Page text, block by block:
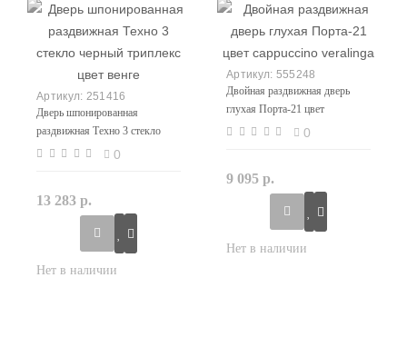
251416
Дверь шпонированная
раздвижная Техно 3 стекло
черный триплекс цвет венге
0
13 283 р.
555248
Двойная раздвижная дверь
глухая Порта-21 цвет
cappuccino veralinga
0
9 095 р.